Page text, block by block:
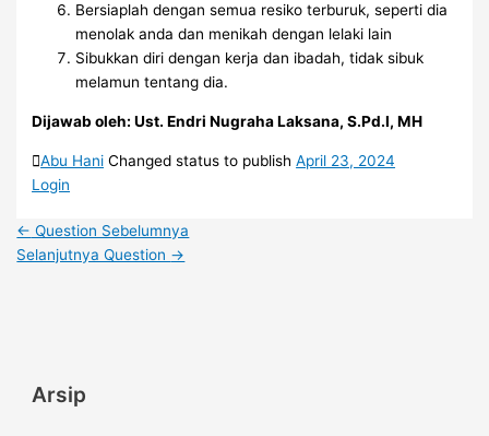
Bersiaplah dengan semua resiko terburuk, seperti dia
menolak anda dan menikah dengan lelaki lain
Sibukkan diri dengan kerja dan ibadah, tidak sibuk
melamun tentang dia.
Dijawab oleh: Ust. Endri Nugraha Laksana, S.Pd.I, MH
Abu Hani Changed status to publishApril 23, 2024
Login
← Question Sebelumnya
Selanjutnya Question →
Arsip